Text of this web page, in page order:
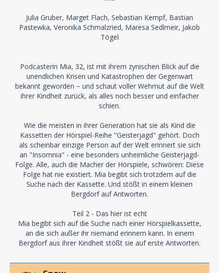
Julia Gruber, Marget Flach, Sebastian Kempf, Bastian
Pastewka, Veronika Schmalzried, Maresa Sedlmeir, Jakob
Tögel
Podcasterin Mia, 32, ist mit ihrem zynischen Blick auf die
unendlichen Krisen und Katastrophen der Gegenwart
bekannt geworden − und schaut voller Wehmut auf die Welt
ihrer Kindheit zurück, als alles noch besser und einfacher
schien.
Wie die meisten in ihrer Generation hat sie als Kind die
Kassetten der Hörspiel-Reihe "Geisterjagd" gehört. Doch
als scheinbar einzige Person auf der Welt erinnert sie sich
an "Insomnia" - eine besonders unheimliche Geisterjagd-
Folge. Alle, auch die Macher der Hörspiele, schwören: Diese
Folge hat nie existiert. Mia begibt sich trotzdem auf die
Suche nach der Kassette. Und stößt in einem kleinen
Bergdorf auf Antworten.
Teil 2 - Das hier ist echt
Mia begibt sich auf die Suche nach einer Hörspielkassette,
an die sich außer ihr niemand erinnern kann. In einem
Bergdorf aus ihrer Kindheit stößt sie auf erste Antworten.